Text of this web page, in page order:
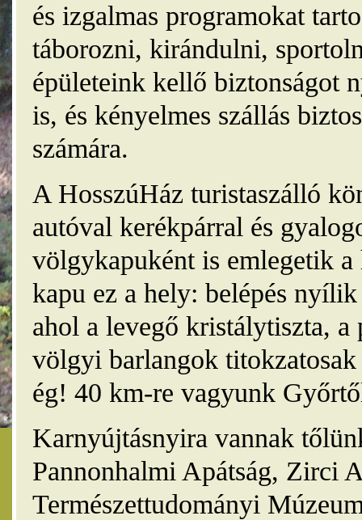
és izgalmas programokat
táborozni, kirándulni,
épületeink kellő biztonságot
is, és kényelmes szállás
számára.
A HosszúHáz turistaszálló
autóval kerékpárral és
völgykapuként is emlegetik
kapu ez a hely: belépés
ahol a levegő kristálytiszta, a
völgyi barlangok
ég! 40 km-re vagyunk
Karnyújtásnyira vannak
Pannonhalmi Apátság, Zirci
Természettudományi